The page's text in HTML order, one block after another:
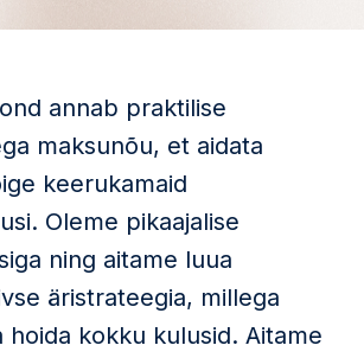
annab praktilise
maksunõu, et aidata
keerukamaid
Oleme pikaajalise
ning aitame luua
äristrateegia, millega
hoida kokku kulusid. Aitame